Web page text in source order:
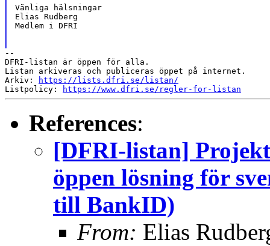
Vänliga hälsningar
Elias Rudberg
Medlem i DFRI
--
DFRI-listan är öppen för alla.
Listan arkiveras och publiceras öppet på internet.
Arkiv:
https://lists.dfri.se/listan/
Listpolicy:
https://www.dfri.se/regler-for-listan
References:
[DFRI-listan]
öppen lösning för
till BankID)
From: Elias